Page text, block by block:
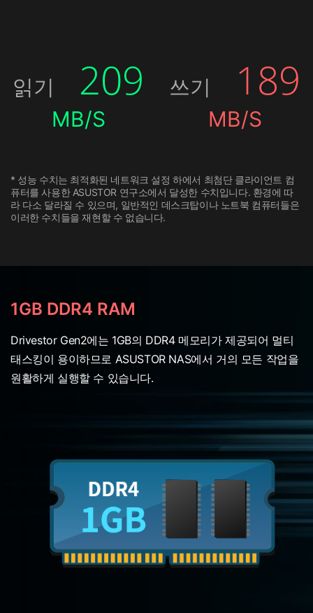
읽기 209
MB/S
쓰기 189
MB/S
* 성능 수치는 최적화된 네트워크 설정 하에서 최첨단 클라이언트 컴
퓨터를 사용한 ASUSTOR 연구소에서 달성한 수치입니다. 환경에 따
라 다소 달라질 수 있으며, 일반적인 데스크탑이나 노트북 컴퓨터들은
이러한 수치들을 재현할 수 없습니다.
1GB DDR4 RAM
Drivestor Gen2에는 1GB의 DDR4 메모리가 제공되어 멀티
태스킹이 용이하므로 ASUSTOR NAS에서 거의 모든 작업을
원활하게 실행할 수 있습니다.